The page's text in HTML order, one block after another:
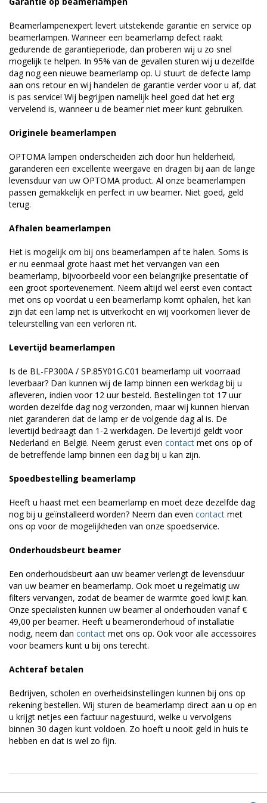
Beamerlampenexpert levert uitstekende garantie en service op
beamerlampen. Wanneer een beamerlamp defect raakt
gedurende de garantieperiode, dan proberen wij u zo snel
mogelijk te helpen. In 95% van de gevallen sturen wij u dezelfde
dag nog een nieuwe beamerlamp op. U stuurt de defecte lamp
aan ons retour en wij handelen de garantie verder voor u af, dat
is pas service! Wij begrijpen namelijk heel goed dat het erg
vervelend is, wanneer u de beamer niet meer kunt gebruiken.
Originele beamerlampen
OPTOMA lampen onderscheiden zich door hun helderheid,
garanderen een excellente weergave en dragen bij aan de lange
levensduur van uw OPTOMA product. Al onze beamerlampen
passen gemakkelijk en perfect in uw beamer. Niet goed, geld
terug.
Afhalen beamerlampen
Het is mogelijk om bij ons beamerlampen af te halen. Soms is
er nu eenmaal grote haast met het vervangen van een
beamerlamp, bijvoorbeeld voor een belangrijke presentatie of
een groot sportevenement. Neem altijd wel eerst even contact
met ons op voordat u een beamerlamp komt ophalen, het kan
zijn dat een lamp net is uitverkocht en wij voorkomen liever de
teleurstelling van een verloren rit.
Levertijd beamerlampen
Is de BL-FP300A / SP.85Y01G.C01 beamerlamp uit voorraad
leverbaar? Dan kunnen wij de lamp binnen een werkdag bij u
afleveren, indien voor 12 uur besteld. Bestellingen tot 17 uur
worden dezelfde dag nog verzonden, maar wij kunnen hiervan
niet garanderen dat de lamp er de volgende dag al is. De
levertijd bedraagt dan 1-2 werkdagen. De levertijd geldt voor
Nederland en België. Neem gerust even contact met ons op of
de betreffende lamp binnen een dag bij u kan zijn.
Spoedbestelling beamerlamp
Heeft u haast met een beamerlamp en moet deze dezelfde dag
nog bij u geïnstalleerd worden? Neem dan even contact met
ons op voor de mogelijkheden van onze spoedservice.
Onderhoudsbeurt beamer
Een onderhoudsbeurt aan uw beamer verlengt de levensduur
van uw beamer en beamerlamp. Ook moet u regelmatig uw
filters vervangen, zodat de beamer de warmte goed kwijt kan.
Onze specialisten kunnen uw beamer al onderhouden vanaf €
49,00 per beamer. Heeft u beameronderhoud of installatie
nodig, neem dan contact met ons op. Ook voor alle accessoires
voor beamers kunt u bij ons terecht.
Achteraf betalen
Bedrijven, scholen en overheidsinstellingen kunnen bij ons op
rekening bestellen. Wij sturen de beamerlamp direct aan u op en
u krijgt netjes een factuur nagestuurd, welke u vervolgens
binnen 30 dagen kunt voldoen. Zo hoeft u nooit geld in huis te
hebben en dat is wel zo fijn.